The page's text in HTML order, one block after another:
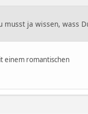
musst ja wissen, wass
einem romantischen